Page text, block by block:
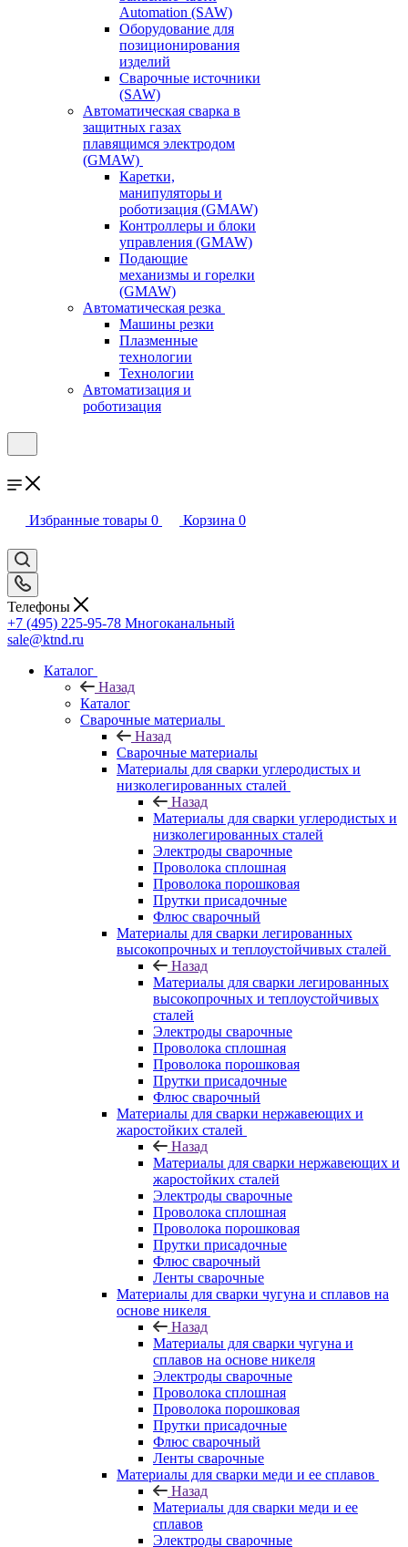
Automation (SAW)
Оборудование для
позиционирования
изделий
Сварочные источники
(SAW)
Автоматическая сварка в
защитных газах
плавящимся электродом
(GMAW)
Каретки,
манипуляторы и
роботизация (GMAW)
Контроллеры и блоки
управления (GMAW)
Подающие
механизмы и горелки
(GMAW)
Автоматическая резка
Машины резки
Плазменные
технологии
Технологии
Автоматизация и
роботизация
Избранные товары 0 Корзина 0
Телефоны
+7 (495) 225-95-78 Многоканальный
sale@ktnd.ru
Каталог
Назад
Каталог
Сварочные материалы
Назад
Сварочные материалы
Материалы для сварки углеродистых и
низколегированных сталей
Назад
Материалы для сварки углеродистых и
низколегированных сталей
Электроды сварочные
Проволока сплошная
Проволока порошковая
Прутки присадочные
Флюс сварочный
Материалы для сварки легированных
высокопрочных и теплоустойчивых сталей
Назад
Материалы для сварки легированных
высокопрочных и теплоустойчивых
сталей
Электроды сварочные
Проволока сплошная
Проволока порошковая
Прутки присадочные
Флюс сварочный
Материалы для сварки нержавеющих и
жаростойких сталей
Назад
Материалы для сварки нержавеющих и
жаростойких сталей
Электроды сварочные
Проволока сплошная
Проволока порошковая
Прутки присадочные
Флюс сварочный
Ленты сварочные
Материалы для сварки чугуна и сплавов на
основе никеля
Назад
Материалы для сварки чугуна и
сплавов на основе никеля
Электроды сварочные
Проволока сплошная
Проволока порошковая
Прутки присадочные
Флюс сварочный
Ленты сварочные
Материалы для сварки меди и ее сплавов
Назад
Материалы для сварки меди и ее
сплавов
Электроды сварочные